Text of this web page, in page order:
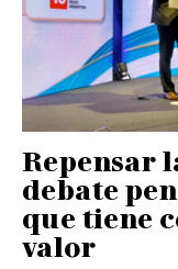
Repensar
debate
que tiene
valor